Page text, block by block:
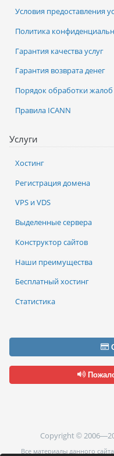
Услуги
Хостинг
Регистрация домена
VPS и VDS
Выделенные сервера
Конструктор сайтов
Наши преимущества
Бесплатный хостинг
Статистика
Условия предоставления
Политика
Гарантия качества услуг
Гарантия возврата денег
Порядок обработки жалоб
Правила ICANN
Copyright ©
Все материалы данного